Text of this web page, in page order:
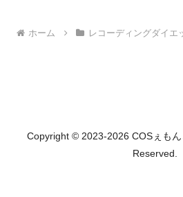
ホーム レコーディングダイエ
Copyright © 2023-2026 COSぇも
Reserved.